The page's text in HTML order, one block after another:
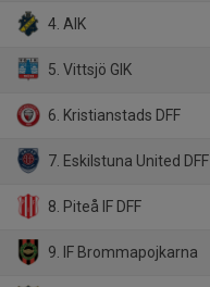
4. AIK
5. Vittsjö GIK
6. Kristianstads DFF
7. Eskilstuna United DFF
8. Piteå IF DFF
9. IF Brommapojkarna